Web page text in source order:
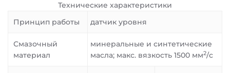
Технические характеристики
Принцип работы
датчик уровня
Смазочный
материал
минеральные и синтетические
масла; макс. вязкость 1500 мм2/с